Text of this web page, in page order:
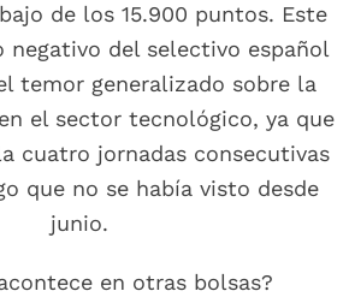
de los 15.900 puntos. Este
negativo del selectivo español
temor generalizado sobre la
el sector tecnológico, ya que
cuatro jornadas consecutivas
que no se había visto desde
junio.
en otras bolsas?